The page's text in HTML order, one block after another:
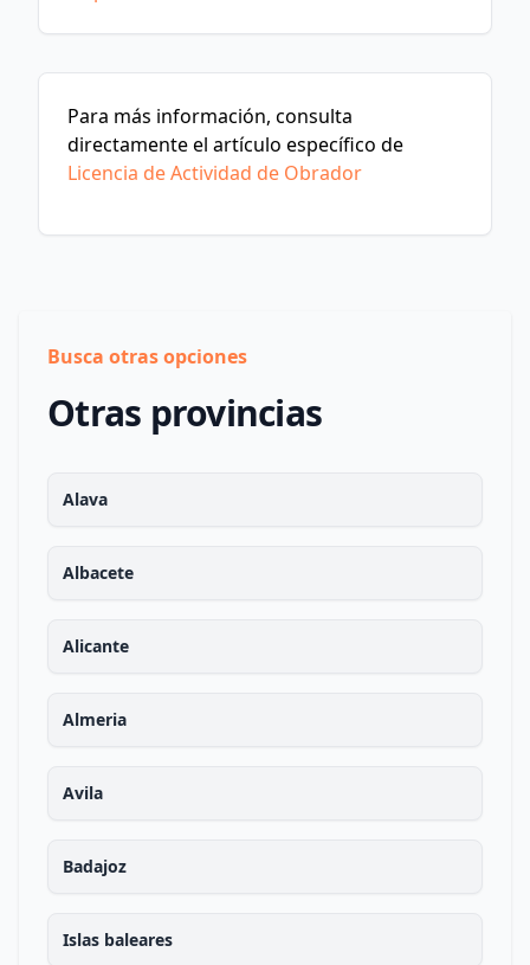
Para más información, consulta
directamente el artículo específico de
Licencia de Actividad de Obrador
Busca otras opciones
Otras provincias
Alava
Albacete
Alicante
Almeria
Avila
Badajoz
Islas baleares